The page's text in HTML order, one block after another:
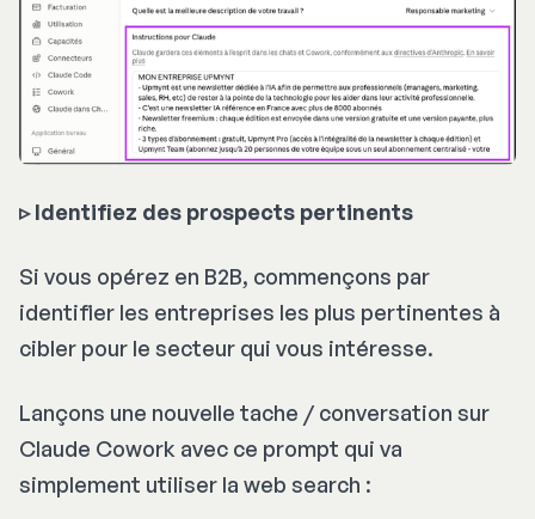
▹ Identifiez des prospects pertinents
Si vous opérez en B2B, commençons par
identifier les entreprises les plus pertinentes à
cibler pour le secteur qui vous intéresse.
Lançons une nouvelle tache / conversation sur
Claude Cowork avec ce prompt qui va
simplement utiliser la web search :